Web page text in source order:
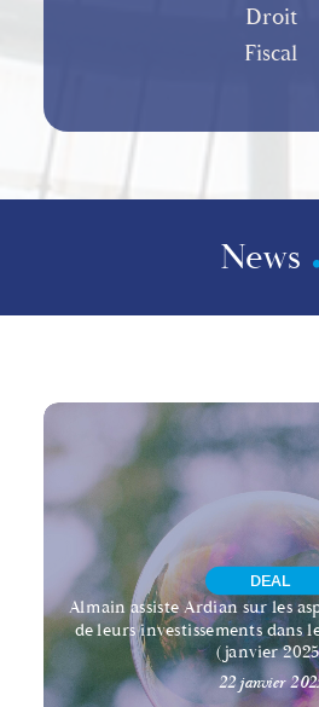
Droit
Fiscal
News
DEAL
Almain assiste Ardian sur les
de leurs investissements dans
(janvier
22 janvier